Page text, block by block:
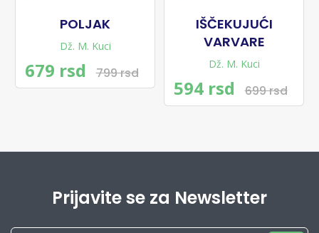
POLJAK
Dž. M. Kuci
679 rsd 799 rsd
IŠČEKUJUĆI
VARVARE
Dž. M. Kuci
594 rsd 699 rsd
Prijavite se za Newsletter